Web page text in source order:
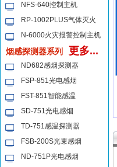
NFS-640控制主机
RP-1002PLUS气体灭火
N-6000火灾报警控制主机
烟感探测器系列 更多...
ND682感烟探测器
FSP-851光电感烟
FST-851智能感温
SD-751光电感烟
TD-751感温探测器
FSB-200S光束感烟
ND-751P光电感烟